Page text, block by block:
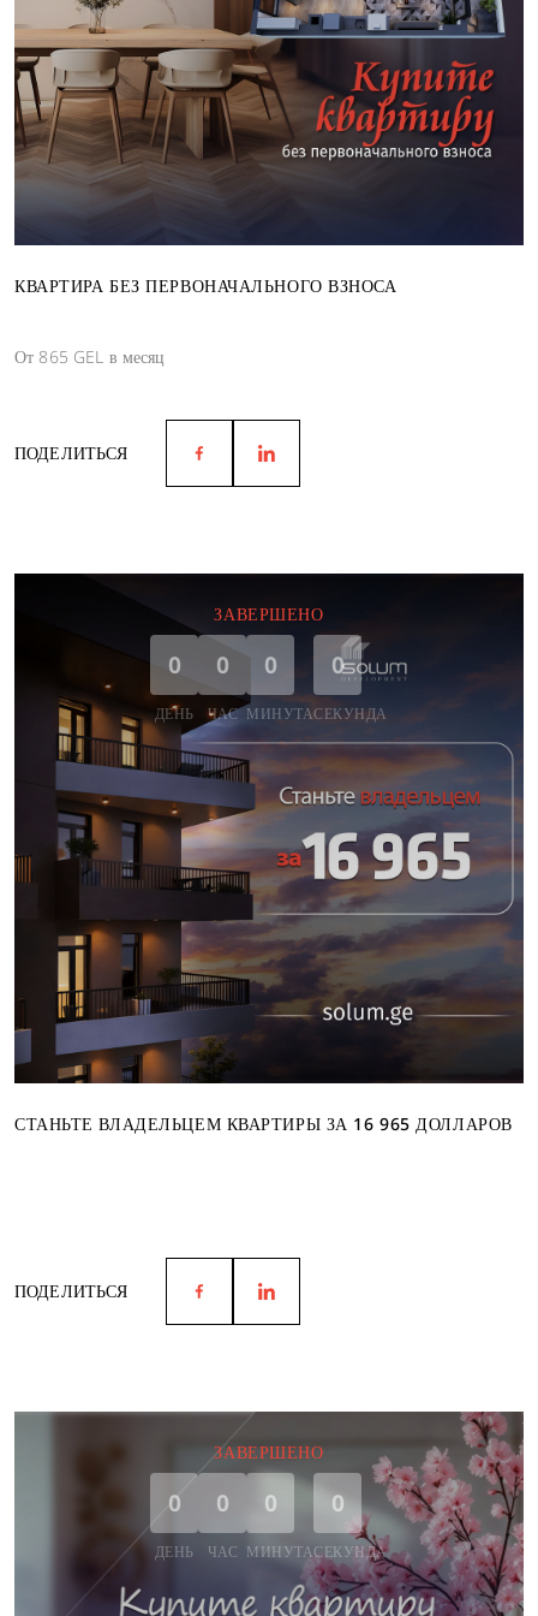
КВАРТИРА БЕЗ ПЕРВОНАЧАЛЬНОГО ВЗНОСА
От 865 GEL в месяц
ПОДЕЛИТЬСЯ
ЗАВЕРШЕНО
0
ДЕНЬ
0
ЧАС
0
МИНУТА
0
СЕКУНДА
СТАНЬТЕ ВЛАДЕЛЬЦЕМ КВАРТИРЫ ЗА 16 965 ДОЛЛАРОВ
ПОДЕЛИТЬСЯ
ЗАВЕРШЕНО
0
ДЕНЬ
0
ЧАС
0
МИНУТА
0
СЕКУНДА